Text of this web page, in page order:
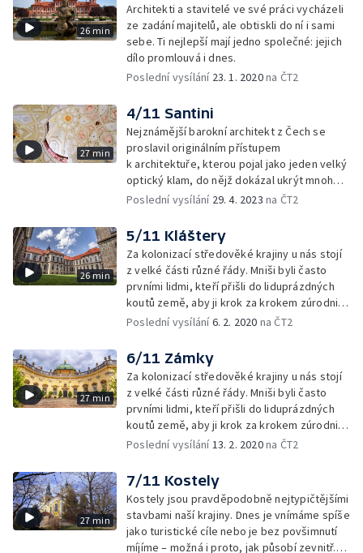
26 min
Architekti a stavitelé ve své práci vycházeli
ze zadání majitelů, ale obtiskli do ní i sami
sebe. Ti nejlepší mají jedno společné: jejich
dílo promlouvá i dnes.
Poslední vysílání 23. 1. 2020na ČT2
27 min
4/11 Santini
Nejznámější barokní architekt z Čech se
proslavil originálním přístupem
k architektuře, kterou pojal jako jeden velký
optický klam, do nějž dokázal ukrýt mnoho
symbolů, odkazů i myšlenek. Architekt –
Poslední vysílání 29. 4. 2023 na ČT2
26 min
5/11 Kláštery
Za kolonizací středověké krajiny u nás stojí
z velké části různé řády. Mniši byli často
prvními lidmi, kteří přišli do liduprázdných
koutů země, aby ji krok za krokem zúrodnili
a vytvořili tím podmínky pro její trvalé
Poslední vysílání6. 2. 2020 na ČT2
27 min
6/11 Zámky
Za kolonizací středověké krajiny u nás stojí
z velké části různé řády. Mniši byli často
prvními lidmi, kteří přišli do liduprázdných
koutů země, aby ji krok za krokem zúrodnili
a vytvořili tím podmínky pro její trvalé
Poslední vysílání13. 2. 2020na ČT2
27 min
7/11 Kostely
Kostely jsou pravděpodobně nejtypičtějšími
stavbami naší krajiny. Dnes je vnímáme spíše
jako turistické cíle nebo je bez povšimnutí
míjíme – možná i proto, jak působí zevnitř.